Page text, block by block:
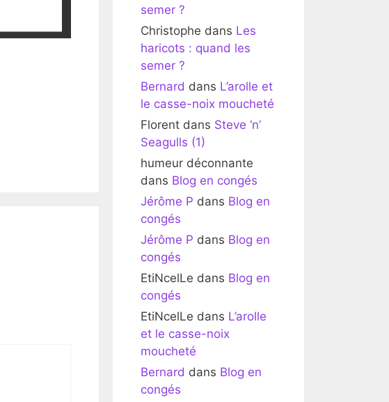
semer ?
Christophe dans Les
haricots : quand les
semer ?
Bernard dans L’arolle et
le casse-noix moucheté
Florent dans Steve ‘n’
Seagulls (1)
humeur déconnante
dans Blog en congés
Jérôme P dans Blog en
congés
Jérôme P dans Blog en
congés
EtiNcelLe dans Blog en
congés
EtiNcelLe dans L’arolle
et le casse-noix
moucheté
Bernard dans Blog en
congés